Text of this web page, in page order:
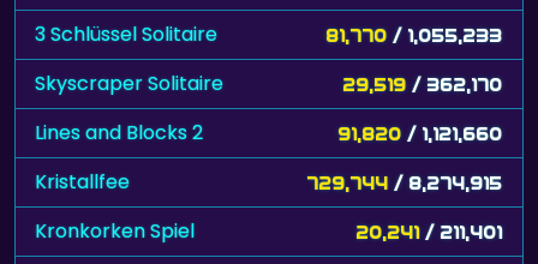
3 Schlüssel Solitaire 81,770 / 1,055,233
Skyscraper Solitaire 29,519 / 362,170
Lines and Blocks 2 91,820 / 1,121,660
Kristallfee 729,744 / 8,274,915
Kronkorken Spiel 20,241 / 211,401